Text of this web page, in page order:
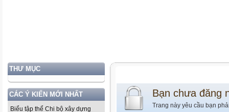
THƯ MỤC
CÁC Ý KIẾN MỚI NHẤT
Biểu tập thể Chi bộ xây dựng
Bạn chưa đăng
Trang này yêu cầu bạn